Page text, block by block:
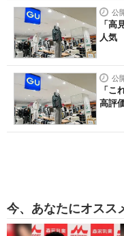
公
「高
人気
公
「
高評
今、あなたにオスス